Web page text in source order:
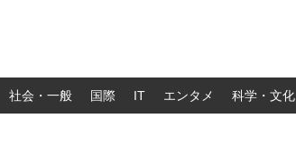
社会・一般 国際 IT エンタメ 科学・文化